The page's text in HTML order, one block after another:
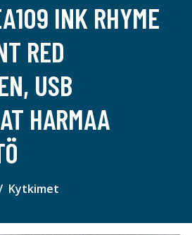
INK RHYME
RED
USB
HARMAA
Kytkimet